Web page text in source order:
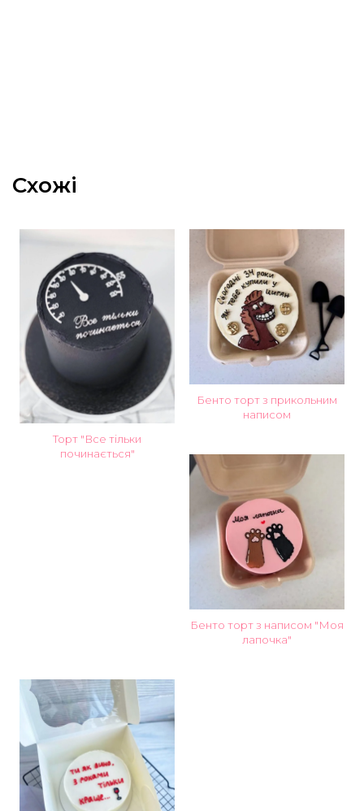
Схожі
Торт "Все тільки
починається"
Бенто торт з прикольним
написом
Бенто торт з написом "Моя
лапочка"